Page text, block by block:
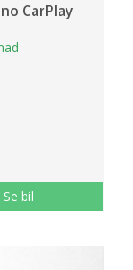
CarPlay
Se bil